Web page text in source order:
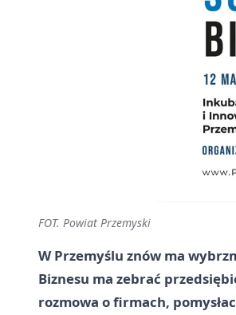
FOT. Powiat Przemyski
W Przemyślu znów ma
Biznesu ma zebrać
rozmowa o firmach,